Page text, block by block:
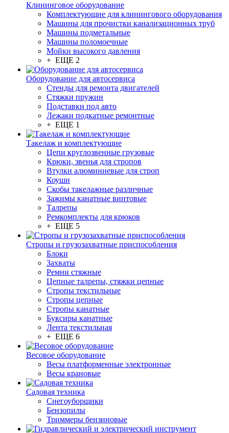
Клининговое оборудование
Комплектующие для клинингового оборудования
Машины для прочистки канализационных труб
Машины подметальные
Машины поломоечные
Мойки высокого давления
+ ЕЩЕ 2
Оборудование для автосервиса
Стенды для ремонта двигателей
Стяжки пружин
Подставки под авто
Лежаки подкатные ремонтные
+ ЕЩЕ 1
Такелаж и комплектующие
Цепи круглозвенные грузовые
Крюки, звенья для стропов
Втулки алюминиевые для строп
Коуши
Скобы такелажные различные
Зажимы канатные винтовые
Талрепы
Ремкомплекты для крюков
+ ЕЩЕ 5
Стропы и грузозахватные приспособления
Блоки
Захваты
Ремни стяжные
Цепные талрепы, стяжки цепные
Стропы текстильные
Стропы цепные
Стропы канатные
Буксиры канатные
Лента текстильная
+ ЕЩЕ 6
Весовое оборудование
Весы платформенные электронные
Весы крановые
Садовая техника
Снегоуборщики
Бензопилы
Триммеры бензиновые